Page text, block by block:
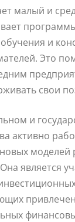
малый и
и
Это
свои
и
активно
моделей
является